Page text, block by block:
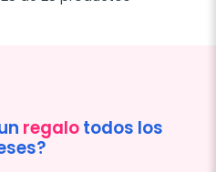
regalotodos los